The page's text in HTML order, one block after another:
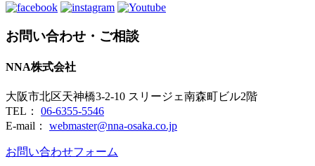
お問い合わせ・ご相談
NNA株式会社
大阪市北区天神橋3-2-10 スリージェ南森町ビル2階
TEL： 06-6355-5546
E-mail： webmaster@nna-osaka.co.jp
お問い合わせフォーム